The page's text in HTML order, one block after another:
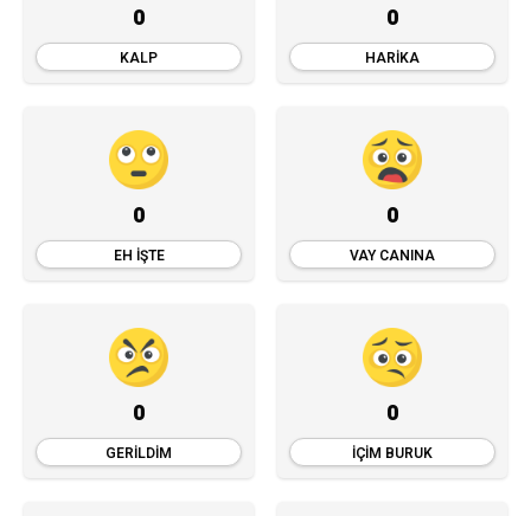
0
KALP
0
HARIKA
0
EH İŞTE
0
VAY CANINA
0
GERILDIM
0
İÇIM BURUK